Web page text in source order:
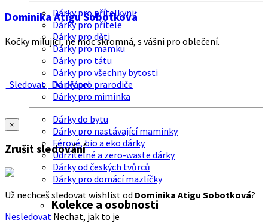
Dárky pro přítelkyni
Dárky pro přítele
Dárky pro děti
Dárky pro mamku
Dárky pro tátu
Dárky pro všechny bytosti
Dárky pro prarodiče
Dárky pro miminka
Dárky do bytu
Dárky pro nastávající maminky
Férové, bio a eko dárky
Udržitelné a zero-waste dárky
Dárky od českých tvůrců
Dárky pro domácí mazlíčky
Kolekce a osobnosti
Dominika Atigu Sobotková
Kočky milující, ne moc skromná, s vášni pro oblečení.
Sledovat Do přátel
×
Zrušit sledování
Už nechceš sledovat wishlist od Dominika Atigu Sobotková?
Nesledovat Nechat, jak to je